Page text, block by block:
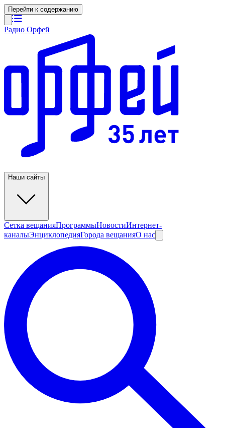
Перейти к содержанию
Радио Орфей
Наши сайты
Сетка вещанияПрограммыНовостиИнтернет-
каналыЭнциклопедияГорода вещанияО нас